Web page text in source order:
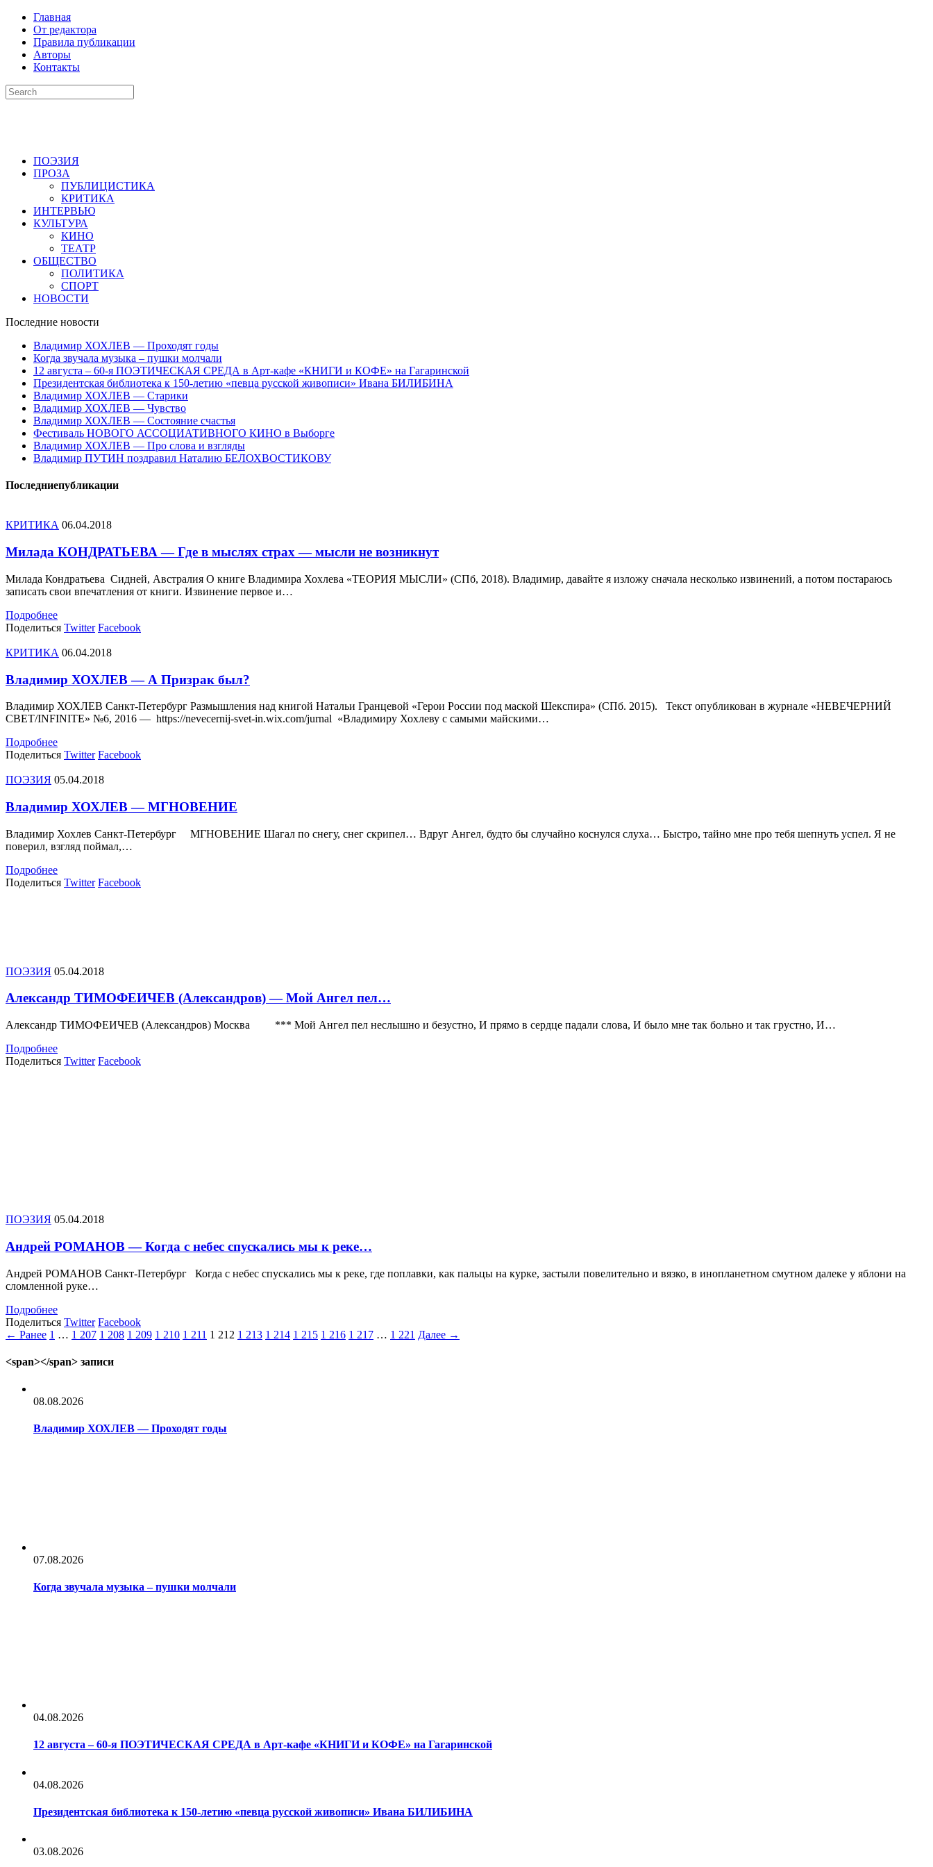
Главная
От редактора
Правила публикации
Авторы
Контакты
ПОЭЗИЯ
ПРОЗА
ПУБЛИЦИСТИКА
КРИТИКА
ИНТЕРВЬЮ
КУЛЬТУРА
КИНО
ТЕАТР
ОБЩЕСТВО
ПОЛИТИКА
СПОРТ
НОВОСТИ
Последние новости
Владимир ХОХЛЕВ — Проходят годы
Когда звучала музыка – пушки молчали
12 августа – 60-я ПОЭТИЧЕСКАЯ СРЕДА в Арт-кафе «КНИГИ и КОФЕ» на Гагаринской
Президентская библиотека к 150-летию «певца русской живописи» Ивана БИЛИБИНА
Владимир ХОХЛЕВ — Старики
Владимир ХОХЛЕВ — Чувство
Владимир ХОХЛЕВ — Состояние счастья
Фестиваль НОВОГО АССОЦИАТИВНОГО КИНО в Выборге
Владимир ХОХЛЕВ — Про слова и взгляды
Владимир ПУТИН поздравил Наталию БЕЛОХВОСТИКОВУ
Последниепубликации
КРИТИКА 06.04.2018
Милада КОНДРАТЬЕВА — Где в мыслях страх — мысли не возникнут
Милада Кондратьева Сидней, Австралия О книге Владимира Хохлева «ТЕОРИЯ МЫСЛИ» (СПб, 2018). Владимир, давайте я изложу сначала несколько извинений, а потом постараюсь
записать свои впечатления от книги. Извинение первое и…
Подробнее
Поделиться Twitter Facebook
КРИТИКА 06.04.2018
Владимир ХОХЛЕВ — А Призрак был?
Владимир ХОХЛЕВ Санкт-Петербург Размышления над книгой Натальи Гранцевой «Герои России под маской Шекспира» (СПб. 2015). Текст опубликован в журнале «НЕВЕЧЕРНИЙ
СВЕТ/INFINITE» №6, 2016 — https://nevecernij-svet-in.wix.com/jurnal «Владимиру Хохлеву с самыми майскими…
Подробнее
Поделиться Twitter Facebook
ПОЭЗИЯ 05.04.2018
Владимир ХОХЛЕВ — МГНОВЕНИЕ
Владимир Хохлев Санкт-Петербург МГНОВЕНИЕ Шагал по снегу, снег скрипел… Вдруг Ангел, будто бы случайно коснулся слуха… Быстро, тайно мне про тебя шепнуть успел. Я не
поверил, взгляд поймал,…
Подробнее
Поделиться Twitter Facebook
ПОЭЗИЯ 05.04.2018
Александр ТИМОФЕИЧЕВ (Александров) — Мой Ангел пел…
Александр ТИМОФЕИЧЕВ (Александров) Москва *** Мой Ангел пел неслышно и безустно, И прямо в сердце падали слова, И было мне так больно и так грустно, И…
Подробнее
Поделиться Twitter Facebook
ПОЭЗИЯ 05.04.2018
Андрей РОМАНОВ — Когда с небес спускались мы к реке…
Андрей РОМАНОВ Санкт-Петербург Когда с небес спускались мы к реке, где поплавки, как пальцы на курке, застыли повелительно и вязко, в инопланетном смутном далеке у яблони на
сломленной руке…
Подробнее
Поделиться Twitter Facebook
← Ранее 1 … 1 207 1 208 1 209 1 210 1 211 1 212 1 213 1 214 1 215 1 216 1 217 … 1 221 Далее →
<span></span> записи
08.08.2026
Владимир ХОХЛЕВ — Проходят годы
07.08.2026
Когда звучала музыка – пушки молчали
04.08.2026
12 августа – 60-я ПОЭТИЧЕСКАЯ СРЕДА в Арт-кафе «КНИГИ и КОФЕ» на Гагаринской
04.08.2026
Президентская библиотека к 150-летию «певца русской живописи» Ивана БИЛИБИНА
03.08.2026